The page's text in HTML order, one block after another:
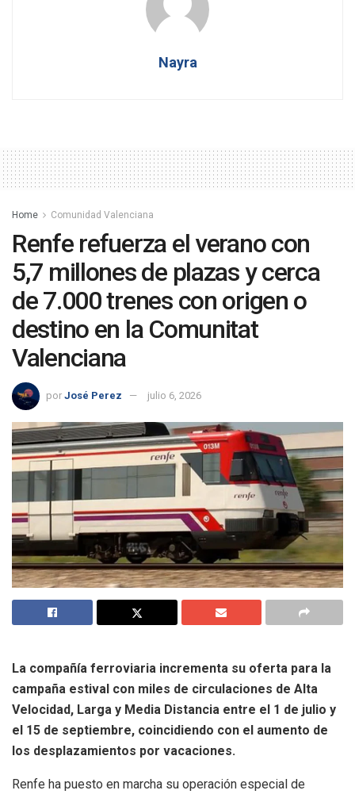
Nayra
Home Comunidad Valenciana
Renfe refuerza el verano con
5,7 millones de plazas y cerca
de 7.000 trenes con origen o
destino en la Comunitat
Valenciana
por José Perez julio 6, 2026
La compañía ferroviaria incrementa su oferta para la
campaña estival con miles de circulaciones de Alta
Velocidad, Larga y Media Distancia entre el 1 de julio y
el 15 de septiembre, coincidiendo con el aumento de
los desplazamientos por vacaciones.
Renfe ha puesto en marcha su operación especial de